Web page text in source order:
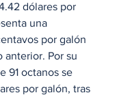
dólares por
una
por galón
anterior. Por su
91 octanos se
por galón, tras